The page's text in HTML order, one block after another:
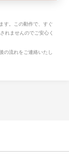
す。この動作で、すぐ
れませんのでご安心く
流れをご連絡いたし